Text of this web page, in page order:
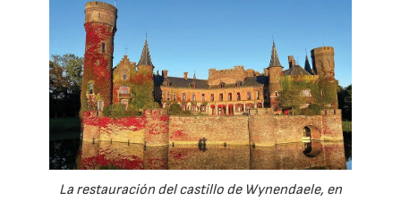
La restauración del castillo de Wynendaele, en